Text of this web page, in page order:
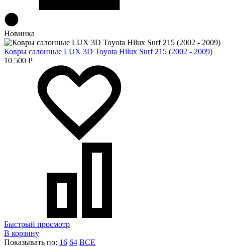
Новинка
Ковры салонные LUX 3D Toyota Hilux Surf 215 (2002 - 2009)
10 500 Р
Быстрый просмотр
В корзину
Показывать по: 16 64 ВСЕ